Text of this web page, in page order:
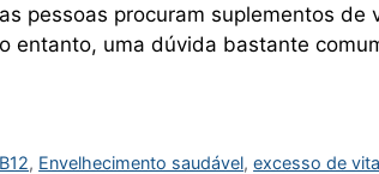
pessoas procuram suplementos de
entanto, uma dúvida bastante
, Envelhecimento saudável,excesso de